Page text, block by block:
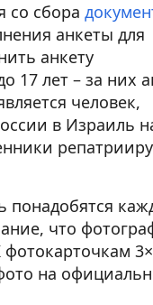
со сбора
анкеты для
анкету
17 лет – за них
человек,
в Израиль
понадобятся
что
фотокарточкам
на